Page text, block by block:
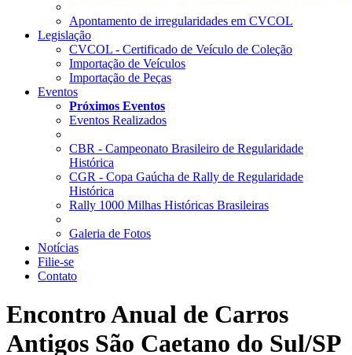
Apontamento de irregularidades em CVCOL
Legislação
CVCOL - Certificado de Veículo de Coleção
Importação de Veículos
Importação de Peças
Eventos
Próximos Eventos
Eventos Realizados
CBR - Campeonato Brasileiro de Regularidade
Histórica
CGR - Copa Gaúcha de Rally de Regularidade
Histórica
Rally 1000 Milhas Históricas Brasileiras
Galeria de Fotos
Notícias
Filie-se
Contato
Encontro Anual de Carros
Antigos São Caetano do Sul/SP